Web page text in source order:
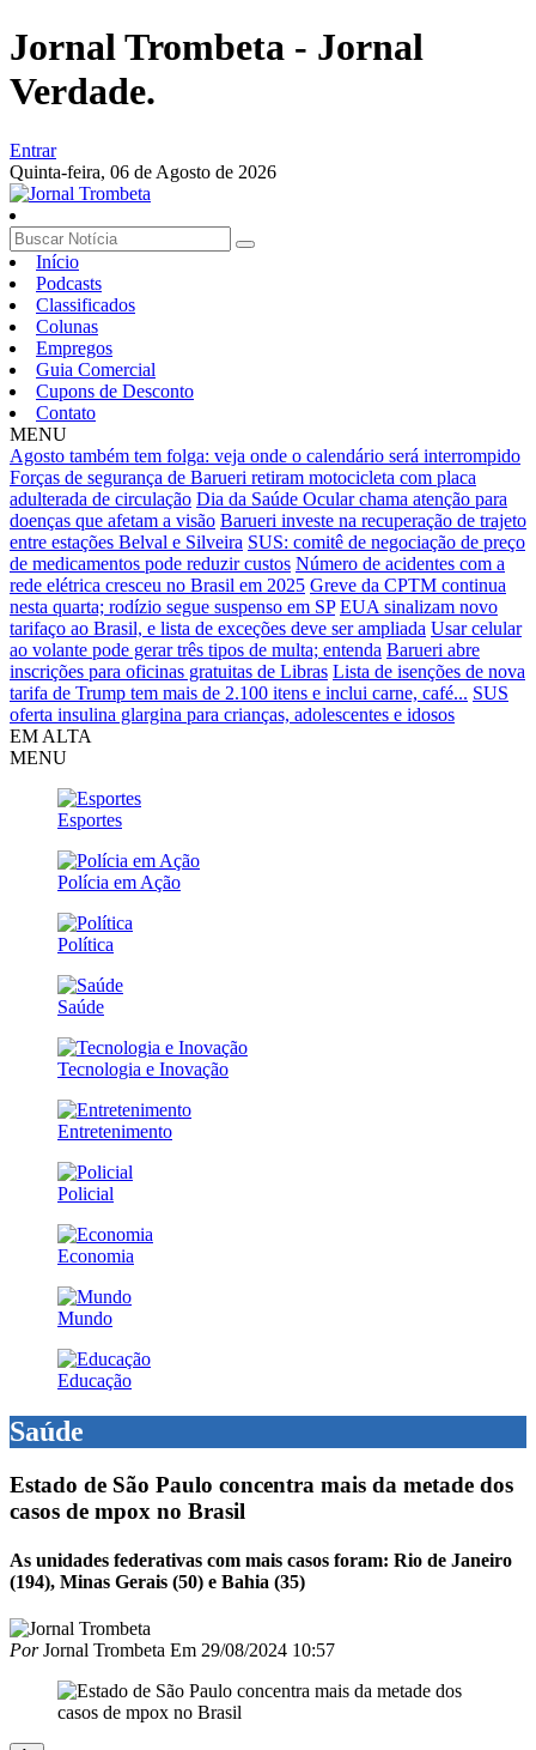
Jornal Trombeta - Jornal
Verdade.
Entrar
Quinta-feira, 06 de Agosto de 2026
Início
Podcasts
Classificados
Colunas
Empregos
Guia Comercial
Cupons de Desconto
Contato
MENU
Agosto também tem folga: veja onde o calendário será interrompido
Forças de segurança de Barueri retiram motocicleta com placa
adulterada de circulação Dia da Saúde Ocular chama atenção para
doenças que afetam a visão Barueri investe na recuperação de trajeto
entre estações Belval e Silveira SUS: comitê de negociação de preço
de medicamentos pode reduzir custos Número de acidentes com a
rede elétrica cresceu no Brasil em 2025 Greve da CPTM continua
nesta quarta; rodízio segue suspenso em SP EUA sinalizam novo
tarifaço ao Brasil, e lista de exceções deve ser ampliada Usar celular
ao volante pode gerar três tipos de multa; entenda Barueri abre
inscrições para oficinas gratuitas de Libras Lista de isenções de nova
tarifa de Trump tem mais de 2.100 itens e inclui carne, café... SUS
oferta insulina glargina para crianças, adolescentes e idosos
EM ALTA
MENU
Esportes
Polícia em Ação
Política
Saúde
Tecnologia e Inovação
Entretenimento
Policial
Economia
Mundo
Educação
Saúde
Estado de São Paulo concentra mais da metade dos
casos de mpox no Brasil
As unidades federativas com mais casos foram: Rio de Janeiro
(194), Minas Gerais (50) e Bahia (35)
PorJornal Trombeta Em 29/08/2024 10:57